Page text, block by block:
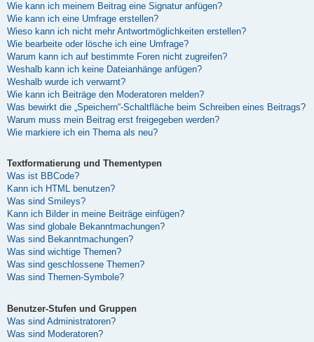
Wie kann ich meinem Beitrag eine Signatur anfügen?
Wie kann ich eine Umfrage erstellen?
Wieso kann ich nicht mehr Antwortmöglichkeiten erstellen?
Wie bearbeite oder lösche ich eine Umfrage?
Warum kann ich auf bestimmte Foren nicht zugreifen?
Weshalb kann ich keine Dateianhänge anfügen?
Weshalb wurde ich verwarnt?
Wie kann ich Beiträge den Moderatoren melden?
Was bewirkt die „Speichern“-Schaltfläche beim Schreiben eines Beitrags?
Warum muss mein Beitrag erst freigegeben werden?
Wie markiere ich ein Thema als neu?
Textformatierung und Thementypen
Was ist BBCode?
Kann ich HTML benutzen?
Was sind Smileys?
Kann ich Bilder in meine Beiträge einfügen?
Was sind globale Bekanntmachungen?
Was sind Bekanntmachungen?
Was sind wichtige Themen?
Was sind geschlossene Themen?
Was sind Themen-Symbole?
Benutzer-Stufen und Gruppen
Was sind Administratoren?
Was sind Moderatoren?